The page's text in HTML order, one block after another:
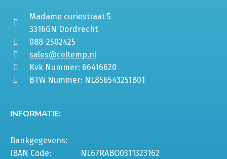
Madame curiestraat 5
3316GN Dordrecht
088-2502425
sales@celtemp.nl
Kvk Nummer: 66416620
BTW Nummer: NL856543251B01
INFORMATIE:
Bankgegevens:
IBAN Code:
NL67RABO0311323162